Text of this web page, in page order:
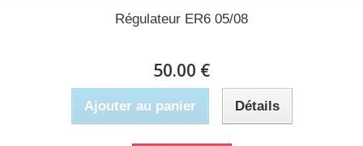
Régulateur ER6 05/08
50.00 €
Ajouter au panier Détails